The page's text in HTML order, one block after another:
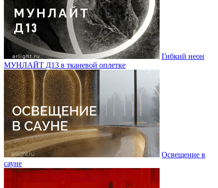
Гибкий неон
МУНЛАЙТ Д13 в тканевой оплетке
Освещение в
сауне